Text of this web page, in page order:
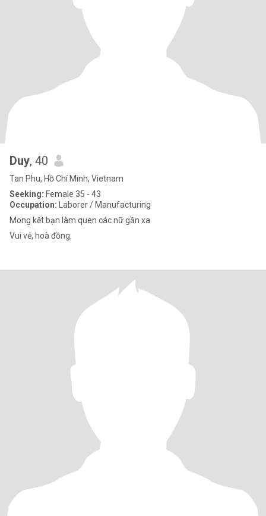
Duy, 40
Tan Phu, Hồ Chí Minh, Vietnam
Seeking: Female 35 - 43
Occupation: Laborer / Manufacturing
Mong kết bạn làm quen các nữ gần xa
Vui vẻ, hoà đồng.